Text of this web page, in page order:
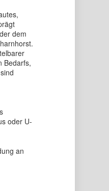
dem
Bedarfs,
oder U-
an